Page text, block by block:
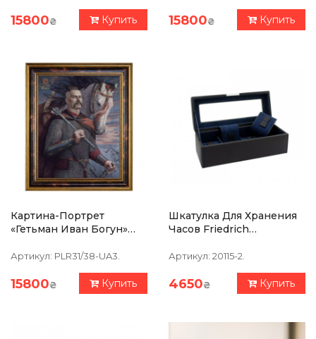
15800₴ Купить 15800₴ Купить
Картина-Портрет
«Гетьман Иван Богун»
Артикул: PLR31/38-UA3.
15800₴ Купить
Шкатулка Для Хранения
Часов Friedrich
Черно-Синий
Артикул: 20115-2.
4650₴ Купить